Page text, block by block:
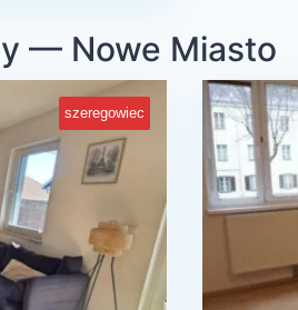
— Nowe Miasto
szeregowiec